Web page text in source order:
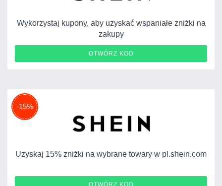
Wykorzystaj kupony, aby uzyskać wspaniałe zniżki na
zakupy
OTWÓRZ KOD
-15%
Uzyskaj 15% zniżki na wybrane towary w pl.shein.com
OTWÓRZ KOD